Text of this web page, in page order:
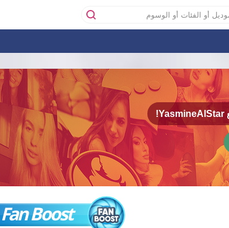
YasmineAlStar!
Fan Boost